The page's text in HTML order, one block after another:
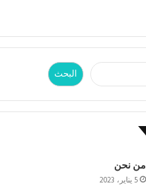
البحث
من نحن
5 يناير، 2023